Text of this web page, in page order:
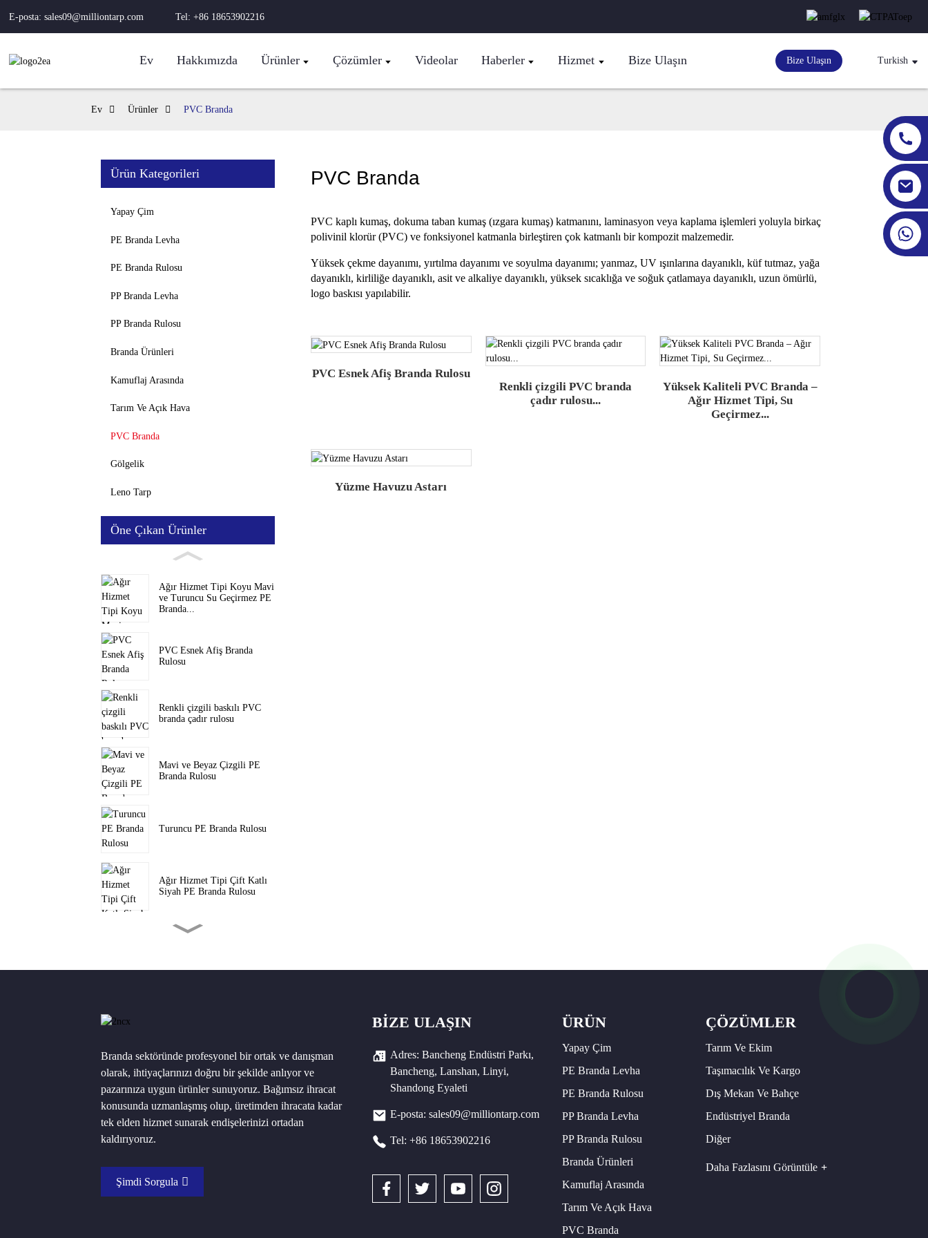
E-posta: sales09@milliontarp.com Tel: +86 18653902216
Ev Hakkımızda Ürünler Çözümler Videolar Haberler Hizmet Bize Ulaşın Bize Ulaşın Turkish
Ev Ürünler PVC Branda
Ürün Kategorileri
Yapay Çim
PE Branda Levha
PE Branda Rulosu
PP Branda Levha
PP Branda Rulosu
Branda Ürünleri
Kamuflaj Arasında
Tarım Ve Açık Hava
PVC Branda
Gölgelik
Leno Tarp
Öne Çıkan Ürünler
Ağır Hizmet Tipi Koyu Mavi
ve Turuncu Su Geçirmez PE
Branda...
PVC Esnek Afiş Branda
Rulosu
Renkli çizgili baskılı PVC
branda çadır rulosu
Mavi ve Beyaz Çizgili PE
Branda Rulosu
Turuncu PE Branda Rulosu
Ağır Hizmet Tipi Çift Katlı
Siyah PE Branda Rulosu
Yeşil ve Gümüş Su Geçirmez
PE Branda
PE Branda Plastik Branda Su
Geçirmez Örtüler
PVC Branda
PVC kaplı kumaş, dokuma taban kumaş (ızgara kumaş) katmanını, laminasyon veya kaplama işlemleri yoluyla birkaç
polivinil klorür (PVC) ve fonksiyonel katmanla birleştiren çok katmanlı bir kompozit malzemedir.
Yüksek çekme dayanımı, yırtılma dayanımı ve soyulma dayanımı; yanmaz, UV ışınlarına dayanıklı, küf tutmaz, yağa
dayanıklı, kirliliğe dayanıklı, asit ve alkaliye dayanıklı, yüksek sıcaklığa ve soğuk çatlamaya dayanıklı, uzun ömürlü,
logo baskısı yapılabilir.
PVC Esnek Afiş Branda Rulosu
Renkli çizgili PVC branda
çadır rulosu...
Yüksek Kaliteli PVC Branda –
Ağır Hizmet Tipi, Su
Geçirmez...
Yüzme Havuzu Astarı
Branda sektöründe profesyonel bir ortak ve danışman
olarak, ihtiyaçlarınızı doğru bir şekilde anlıyor ve
pazarınıza uygun ürünler sunuyoruz. Bağımsız ihracat
konusunda uzmanlaşmış olup, üretimden ihracata kadar
tek elden hizmet sunarak endişelerinizi ortadan
kaldırıyoruz.
Şimdi Sorgula
BIZE ULAŞIN
Adres: Bancheng Endüstri Parkı,
Bancheng, Lanshan, Linyi,
Shandong Eyaleti
E-posta: sales09@milliontarp.com
Tel: +86 18653902216
ÜRÜN
Yapay Çim
PE Branda Levha
PE Branda Rulosu
PP Branda Levha
PP Branda Rulosu
Branda Ürünleri
Kamuflaj Arasında
Tarım Ve Açık Hava
PVC Branda
ÇÖZÜMLER
Tarım Ve Ekim
Taşımacılık Ve Kargo
Dış Mekan Ve Bahçe
Endüstriyel Branda
Diğer
Daha Fazlasını Görüntüle